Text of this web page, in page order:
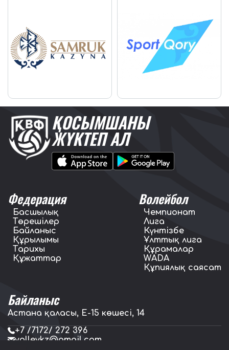
ҚОСЫМШАНЫ
ЖҮКТЕП АЛ
Федерация
Басшылық
Төрешілер
Байланыс
Құрылымы
Тарихы
Құжаттар
Волейбол
Чемпионат
Лига
Күнтізбе
Ұлттық лига
Құрамалар
WADA
Құпиялық саясат
Байланыс
Астана қаласы, E-15 көшесі, 14
+7 /7172/ 272 396
volleykz@gmail.com